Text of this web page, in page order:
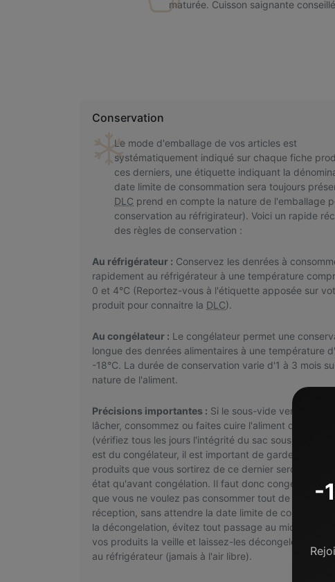
maturée. Cuisson saignante
Conservation
Le mode d'emballage de vos articles est
systématiquement indiqué sur chaque fiche
ces derniers, une étiquette indiquant la
date limite de consommation sera toujours
DLC prend en compte la nature de l'emballage
conservation au réfrigirateur). Voici un rapide
des règles de conservation :
Au réfrigérateur : Conservez les denrées à
rapidement au réfrigérateur à une température
0 et 4°C (Reportez-vous à l'étiquette apposée sur
produit pour connaitre la DLC).
Au congélateur : Le congélateur permet une
longue des denrées alimentaires à une température
-18°C. La durée de conservation varie d'1 à 3 mois
nature de l'aliment.
Précisions importantes : Si le sous-vide venait à
lâcher, consommez ou faites cuire l'aliment dans les
(vérifiez tous les jours l'intégrité du sac sous-vide).
est du congélateur, il est important de garder à l'esprit
produits que vous sortirez de ce dernier seront dans
état qu'avant congélation. Il faut donc congeler les
que vous ne voulez pas consommer tout de suite dès
réception, sans attendre la date limite de
la décongelation, évitez tout passage au micro-ondes
vos produits la veille et laissez-les décongeler
au réfrigérateur (jamais à l'air libre).
-